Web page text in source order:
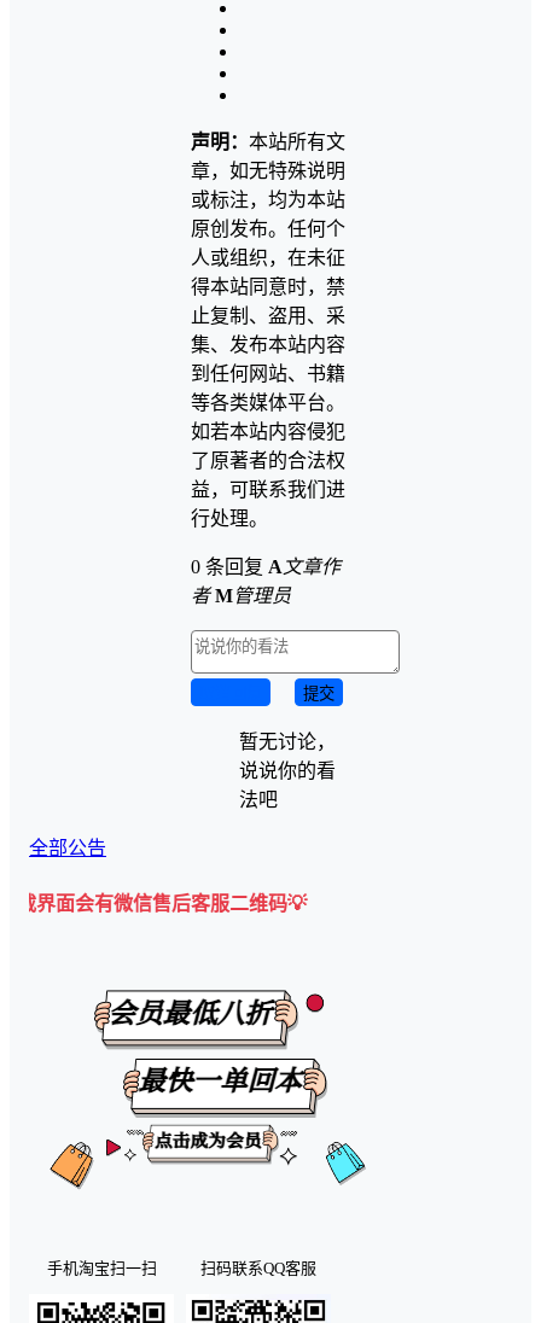
声明： 本站所有文
章，如无特殊说明
或标注，均为本站
原创发布。任何个
人或组织，在未征
得本站同意时，禁
止复制、盗用、采
集、发布本站内容
到任何网站、书籍
等各类媒体平台。
如若本站内容侵犯
了原著者的合法权
益，可联系我们进
行处理。
0 条回复 A 文章作
者 M管理员
提交
暂无讨论，
说说你的看
法吧
全部公告
微信售后客服二维码💡
手机淘宝扫一扫 扫码联系QQ客服